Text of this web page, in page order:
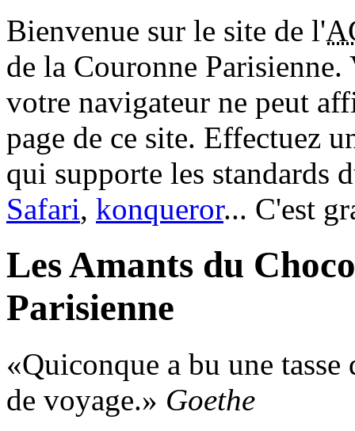
Bienvenue sur le site de l'
de la Couronne Parisienne.
votre navigateur ne peut
page de ce site. Effectuez
qui supporte les standards
Safari, konqueror... C'est
Les Amants du
Parisienne
Quiconque a bu une
de voyage.
Goethe